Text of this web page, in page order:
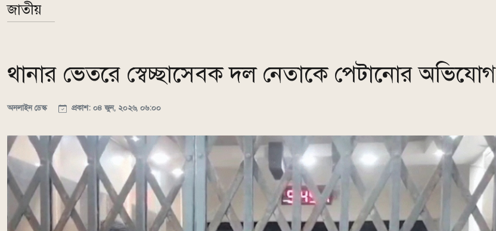
জাতীয়
থানার ভেতরে স্বেচ্ছাসেবক দল নেতাকে পেটানোর অভিযোগ
অনলাইন ডেস্ক প্রকাশ: ০৪ জুন, ২০২৬, ০৬:০০